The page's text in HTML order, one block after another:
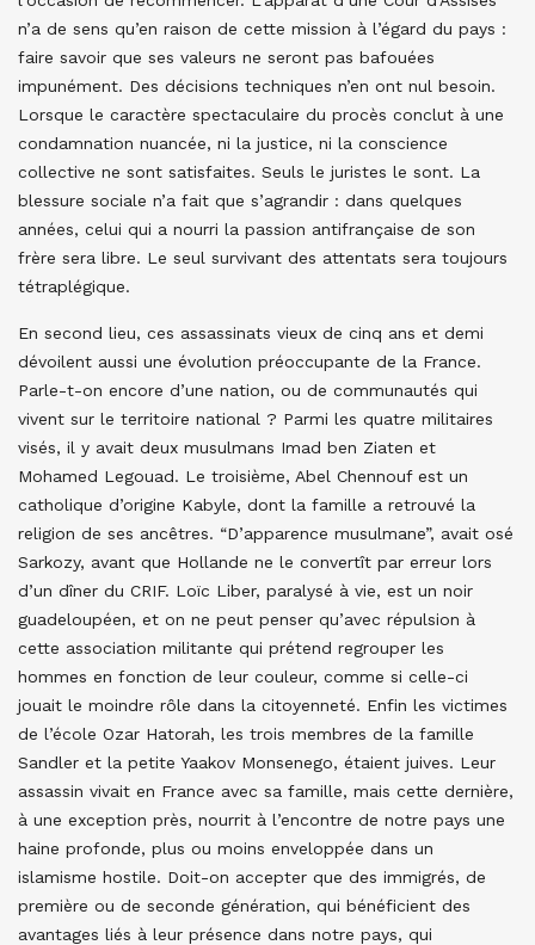
n’a de sens qu’en raison de cette mission à l’égard du pays :
faire savoir que ses valeurs ne seront pas bafouées
impunément. Des décisions techniques n’en ont nul besoin.
Lorsque le caractère spectaculaire du procès conclut à une
condamnation nuancée, ni la justice, ni la conscience
collective ne sont satisfaites. Seuls le juristes le sont. La
blessure sociale n’a fait que s’agrandir : dans quelques
années, celui qui a nourri la passion antifrançaise de son
frère sera libre. Le seul survivant des attentats sera toujours
tétraplégique.
En second lieu, ces assassinats vieux de cinq ans et demi
dévoilent aussi une évolution préoccupante de la France.
Parle-t-on encore d’une nation, ou de communautés qui
vivent sur le territoire national ? Parmi les quatre militaires
visés, il y avait deux musulmans Imad ben Ziaten et
Mohamed Legouad. Le troisième, Abel Chennouf est un
catholique d’origine Kabyle, dont la famille a retrouvé la
religion de ses ancêtres. “D’apparence musulmane”, avait osé
Sarkozy, avant que Hollande ne le convertît par erreur lors
d’un dîner du CRIF. Loïc Liber, paralysé à vie, est un noir
guadeloupéen, et on ne peut penser qu’avec répulsion à
cette association militante qui prétend regrouper les
hommes en fonction de leur couleur, comme si celle-ci
jouait le moindre rôle dans la citoyenneté. Enfin les victimes
de l’école Ozar Hatorah, les trois membres de la famille
Sandler et la petite Yaakov Monsenego, étaient juives. Leur
assassin vivait en France avec sa famille, mais cette dernière,
à une exception près, nourrit à l’encontre de notre pays une
haine profonde, plus ou moins enveloppée dans un
islamisme hostile. Doit-on accepter que des immigrés, de
première ou de seconde génération, qui bénéficient des
avantages liés à leur présence dans notre pays, qui